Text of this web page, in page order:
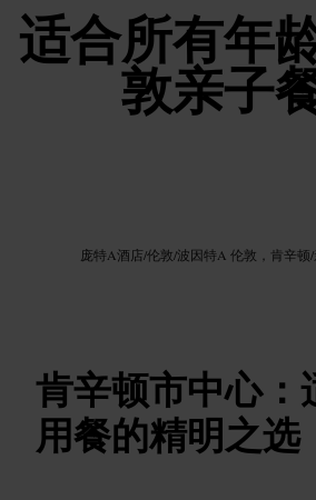
适合所有年
敦亲子
庞特A酒店/伦敦/波因特A 伦敦，肯辛顿/
肯辛顿市中心：
用餐的精明之选